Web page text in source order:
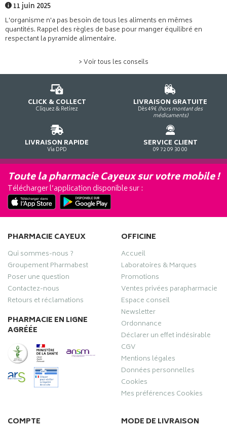
11 juin 2025
L'organisme n'a pas besoin de tous les aliments en mêmes
quantités. Rappel des règles de base pour manger équilibré en
respectant la pyramide alimentaire.
> Voir tous les conseils
CLICK & COLLECT
Cliquez & Retirez
LIVRAISON GRATUITE
Dès 49€ (hors montant des
médicaments)
LIVRAISON RAPIDE
Via DPD
SERVICE CLIENT
09 72 09 30 00
Toute la pharmacie Cayeux sur votre mobile !
Télécharger l’application disponible sur :
PHARMACIE CAYEUX
Qui sommes-nous ?
Groupement Pharmabest
Poser une question
Contactez-nous
Retours et réclamations
PHARMACIE EN LIGNE
AGRÉÉE
OFFICINE
Accueil
Laboratoires & Marques
Promotions
Ventes privées parapharmacie
Espace conseil
Newsletter
Ordonnance
Déclarer un effet indésirable
CGV
Mentions légales
Données personnelles
Cookies
Mes préférences Cookies
COMPTE MODE DE LIVRAISON